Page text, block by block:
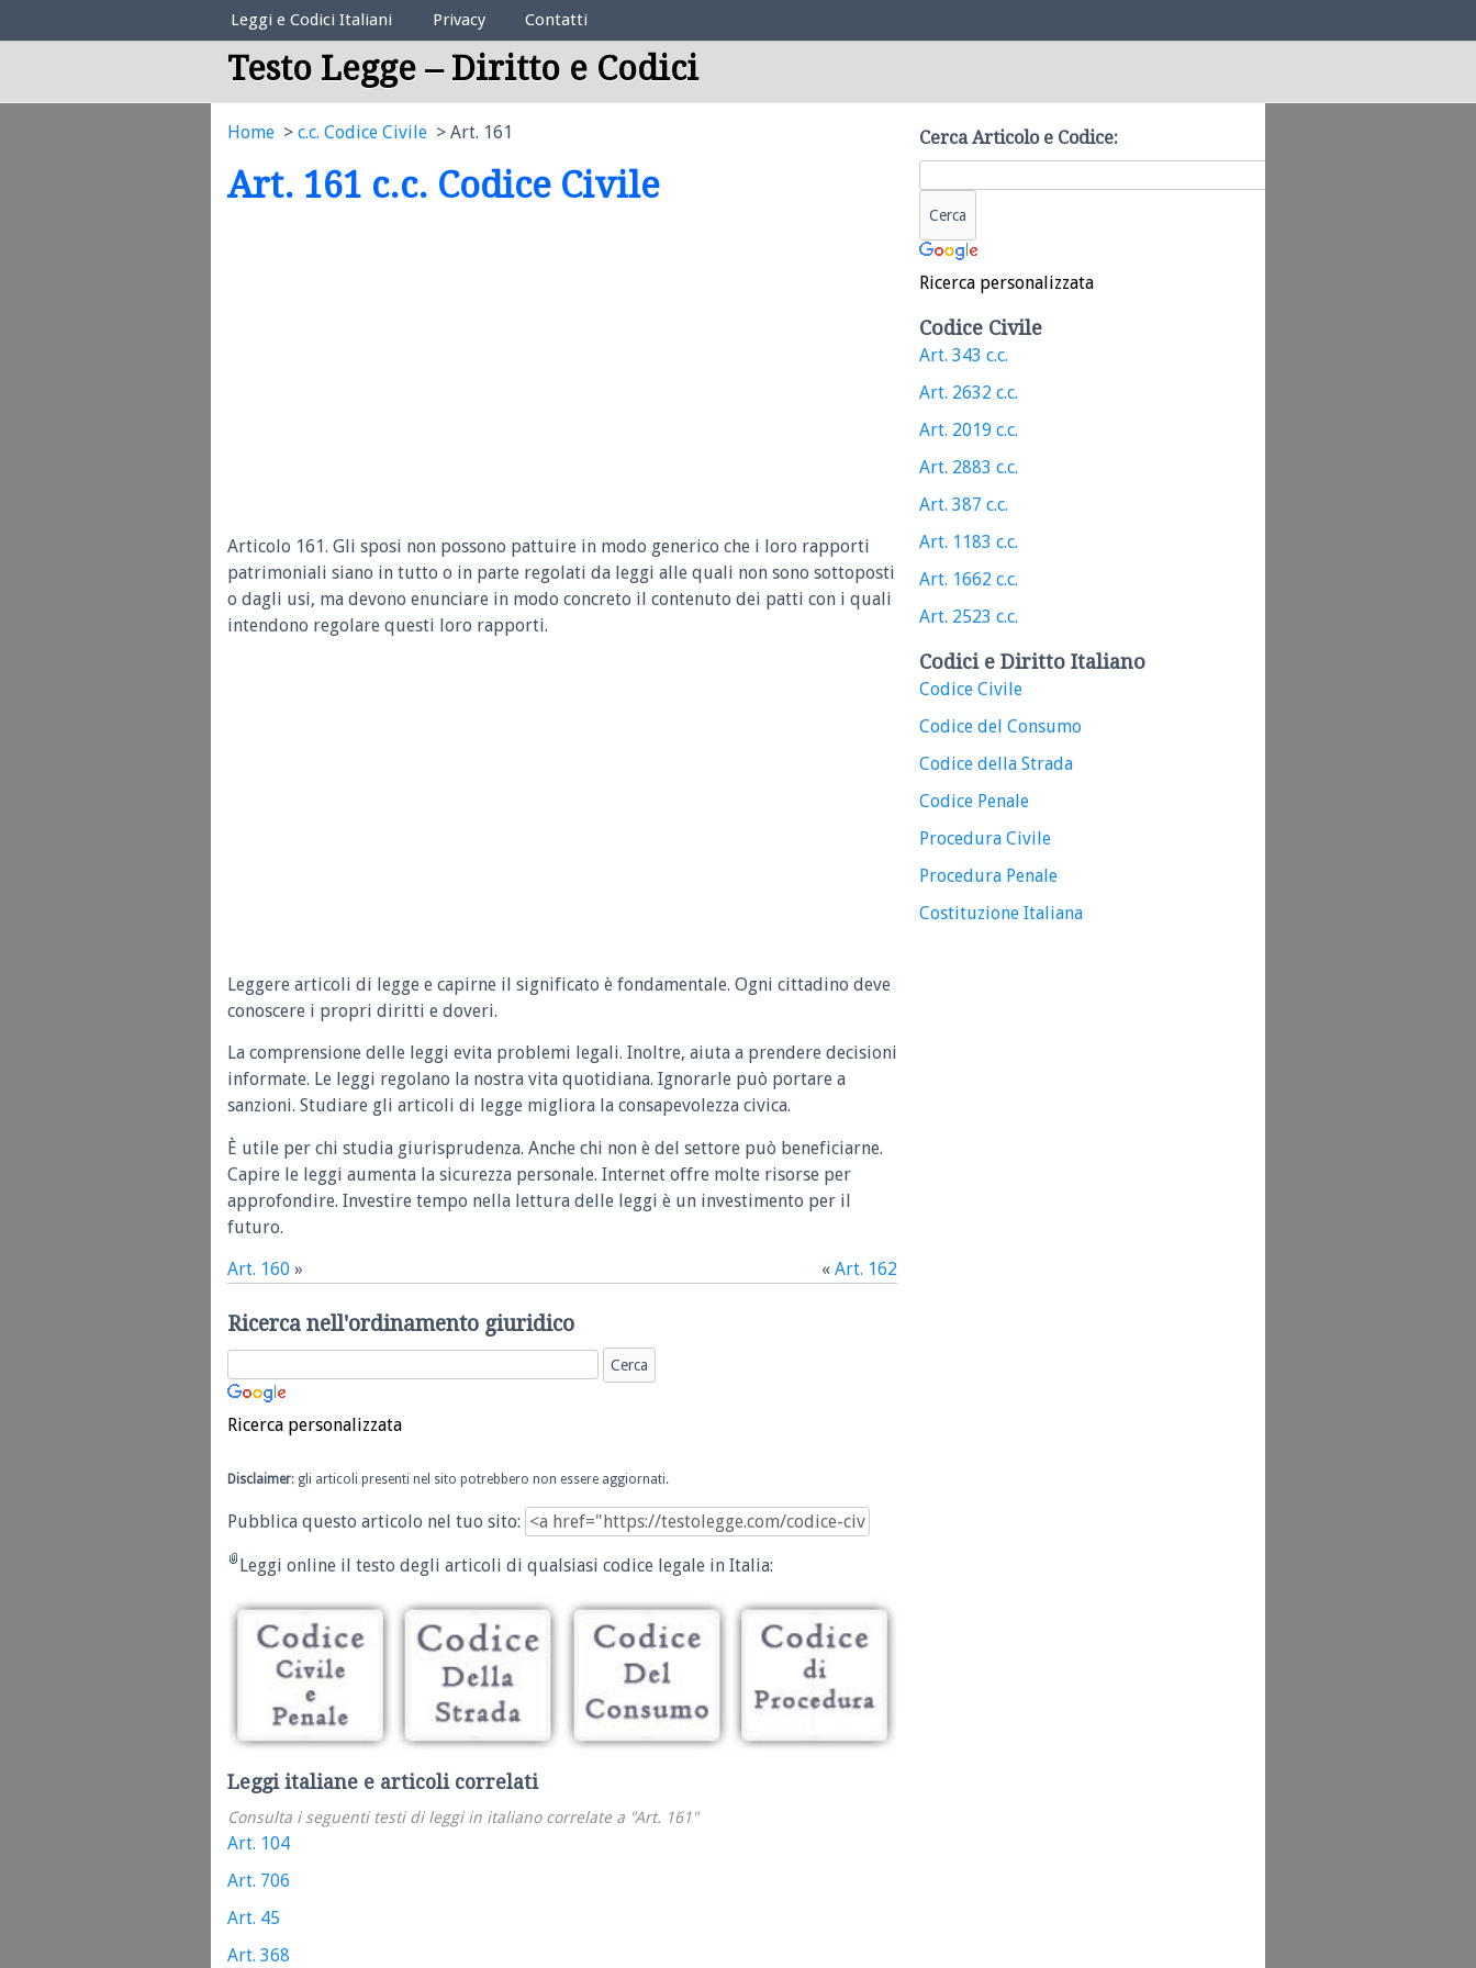
Elenco Codici Legali
Leggi e Codici Italiani Privacy Contatti
Testo Legge – Diritto e Codici
Home c.c. Codice Civile Art. 161
Art. 161 c.c. Codice Civile
Articolo 161. Gli sposi non possono pattuire in modo generico che i loro rapporti
patrimoniali siano in tutto o in parte regolati da leggi alle quali non sono sottoposti
o dagli usi, ma devono enunciare in modo concreto il contenuto dei patti con i quali
intendono regolare questi loro rapporti.
Leggere articoli di legge e capirne il significato è fondamentale. Ogni cittadino deve
conoscere i propri diritti e doveri.
La comprensione delle leggi evita problemi legali. Inoltre, aiuta a prendere decisioni
informate. Le leggi regolano la nostra vita quotidiana. Ignorarle può portare a
sanzioni. Studiare gli articoli di legge migliora la consapevolezza civica.
È utile per chi studia giurisprudenza. Anche chi non è del settore può beneficiarne.
Capire le leggi aumenta la sicurezza personale. Internet offre molte risorse per
approfondire. Investire tempo nella lettura delle leggi è un investimento per il
futuro.
Art. 160 » « Art. 162
Ricerca nell'ordinamento giuridico
Ricerca personalizzata
Disclaimer: gli articoli presenti nel sito potrebbero non essere aggiornati.
Pubblica questo articolo nel tuo sito:
Leggi online il testo degli articoli di qualsiasi codice legale in Italia:
Leggi italiane e articoli correlati
Consulta i seguenti testi di leggi in italiano correlate a "Art. 161"
Art. 104
Art. 706
Art. 45
Art. 368
Cerca Articolo e Codice:
Ricerca personalizzata
Codice Civile
Art. 343 c.c.
Art. 2632 c.c.
Art. 2019 c.c.
Art. 2883 c.c.
Art. 387 c.c.
Art. 1183 c.c.
Art. 1662 c.c.
Art. 2523 c.c.
Codici e Diritto Italiano
Codice Civile
Codice del Consumo
Codice della Strada
Codice Penale
Procedura Civile
Procedura Penale
Costituzione Italiana